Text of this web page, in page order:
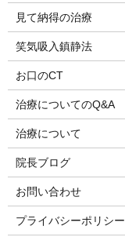
見て納得の治療
笑気吸入鎮静法
お口のCT
治療についてのQ&A
治療について
院長ブログ
お問い合わせ
プライバシーポリシー